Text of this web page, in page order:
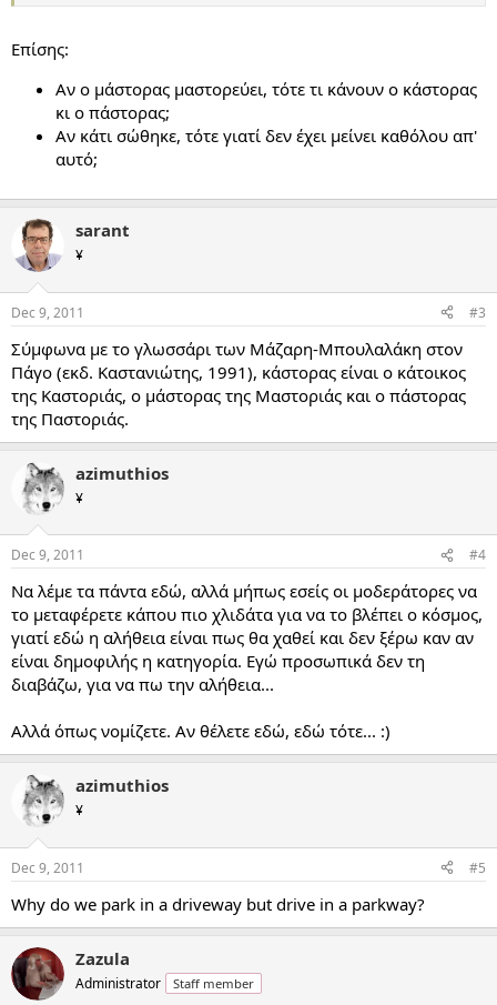
Επίσης:
Αν ο μάστορας μαστορεύει, τότε τι κάνουν ο κάστορας
κι ο πάστορας;
Αν κάτι σώθηκε, τότε γιατί δεν έχει μείνει καθόλου απ'
αυτό;
sarant
¥
Dec 9, 2011 #3
Σύμφωνα με το γλωσσάρι των Μάζαρη-Μπουλαλάκη στον
Πάγο (εκδ. Καστανιώτης, 1991), κάστορας είναι ο κάτοικος
της Καστοριάς, ο μάστορας της Μαστοριάς και ο πάστορας
της Παστοριάς.
azimuthios
¥
Dec 9, 2011 #4
Να λέμε τα πάντα εδώ, αλλά μήπως εσείς οι μοδεράτορες να
το μεταφέρετε κάπου πιο χλιδάτα για να το βλέπει ο κόσμος,
γιατί εδώ η αλήθεια είναι πως θα χαθεί και δεν ξέρω καν αν
είναι δημοφιλής η κατηγορία. Εγώ προσωπικά δεν τη
διαβάζω, για να πω την αλήθεια...
Αλλά όπως νομίζετε. Αν θέλετε εδώ, εδώ τότε... :)
azimuthios
¥
Dec 9, 2011 #5
Why do we park in a driveway but drive in a parkway?
Zazula
Administrator Staff member